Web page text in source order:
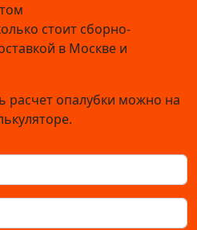
стоит сборно-
в Москве и
расчет опалубки можно на